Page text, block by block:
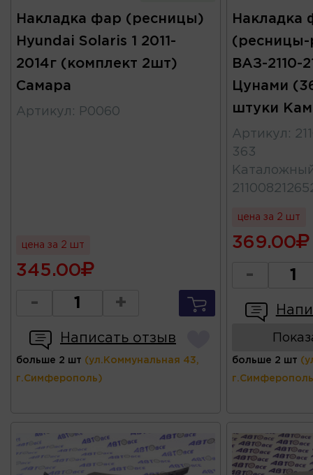
Накладка фар (ресницы)
Hyundai Solaris 1 2011-
2014г (комплект 2шт)
Самара
Артикул : Р0060
цена за 2 шт
345.00
- +
Написать отзыв
больше 2 шт (ул.Коммунальная 43,
г.Симферополь)
Накладка
(ресницы-
ВАЗ-2110-
Цунами
штуки
Артикул :
363
цена за 2 шт
369.00
-
больше 2 шт